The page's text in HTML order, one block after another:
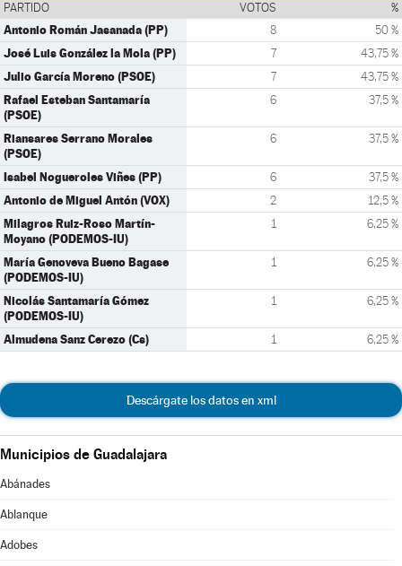
PARTIDO VOTOS %
Antonio Román Jasanada (PP) 8 50 %
José Luis González la Mola (PP) 7 43,75 %
Julio García Moreno (PSOE) 7 43,75 %
Rafael Esteban Santamaría
(PSOE)
6 37,5 %
Riansares Serrano Morales
(PSOE)
6 37,5 %
Isabel Nogueroles Viñes (PP) 6 37,5 %
Antonio de Miguel Antón (VOX) 2 12,5 %
Milagros Ruiz-Roso Martín-
Moyano (PODEMOS-IU)
1 6,25 %
María Genoveva Bueno Bagase
(PODEMOS-IU)
1 6,25 %
Nicolás Santamaría Gómez
(PODEMOS-IU)
1 6,25 %
Almudena Sanz Cerezo (Cs) 1 6,25 %
Descárgate los datos en xml
Municipios de Guadalajara
Abánades
Ablanque
Adobes